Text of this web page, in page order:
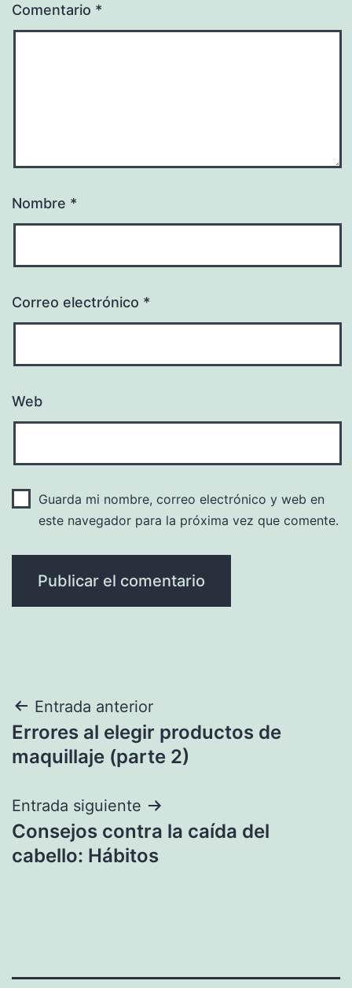
Comentario *
Nombre *
Correo electrónico *
Web
Guarda mi nombre, correo electrónico y web en
este navegador para la próxima vez que comente.
Navegación
de
Entrada anterior
Errores al elegir productos de
maquillaje (parte 2)
Entrada siguiente
Consejos contra la caída del
cabello: Hábitos